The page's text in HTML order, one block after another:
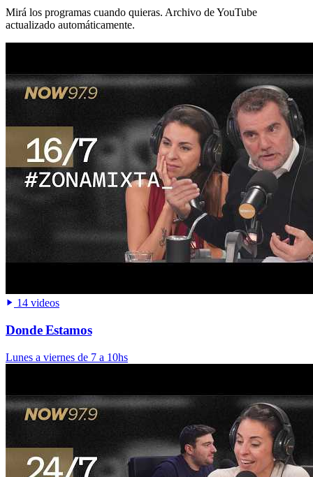
Mirá los programas cuando quieras. Archivo de YouTube
actualizado automáticamente.
14 videos
Donde Estamos
Lunes a viernes de 7 a 10hs